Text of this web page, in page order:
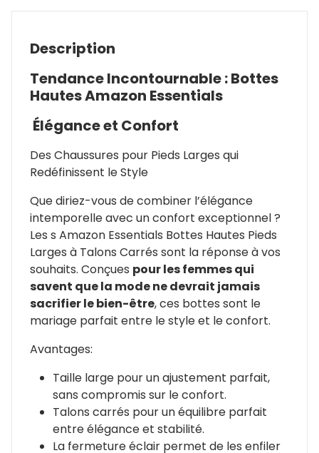
Description
Tendance Incontournable : Bottes
Hautes Amazon Essentials
Élégance et Confort
Des Chaussures pour Pieds Larges qui
Redéfinissent le Style
Que diriez-vous de combiner l’élégance
intemporelle avec un confort exceptionnel ?
Les s Amazon Essentials Bottes Hautes Pieds
Larges à Talons Carrés sont la réponse à vos
souhaits. Conçues pour les femmes qui
savent que la mode ne devrait jamais
sacrifier le bien-être, ces bottes sont le
mariage parfait entre le style et le confort.
Avantages:
Taille large pour un ajustement parfait,
sans compromis sur le confort.
Talons carrés pour un équilibre parfait
entre élégance et stabilité.
La fermeture éclair permet de les enfiler